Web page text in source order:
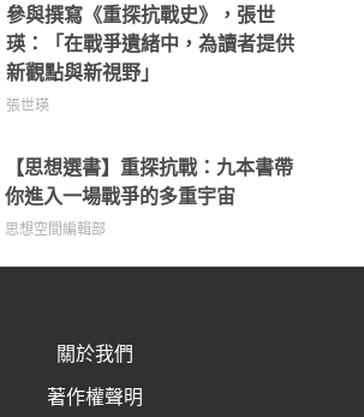
參與撰寫《重探抗戰史》，張世
瑛：「在戰爭遺緒中，為讀者提供
新觀點與新視野」
張世瑛
【思想選書】重探抗戰：九本書帶
你進入一場戰爭的多重宇宙
思想空間編輯部
關於我們
著作權聲明